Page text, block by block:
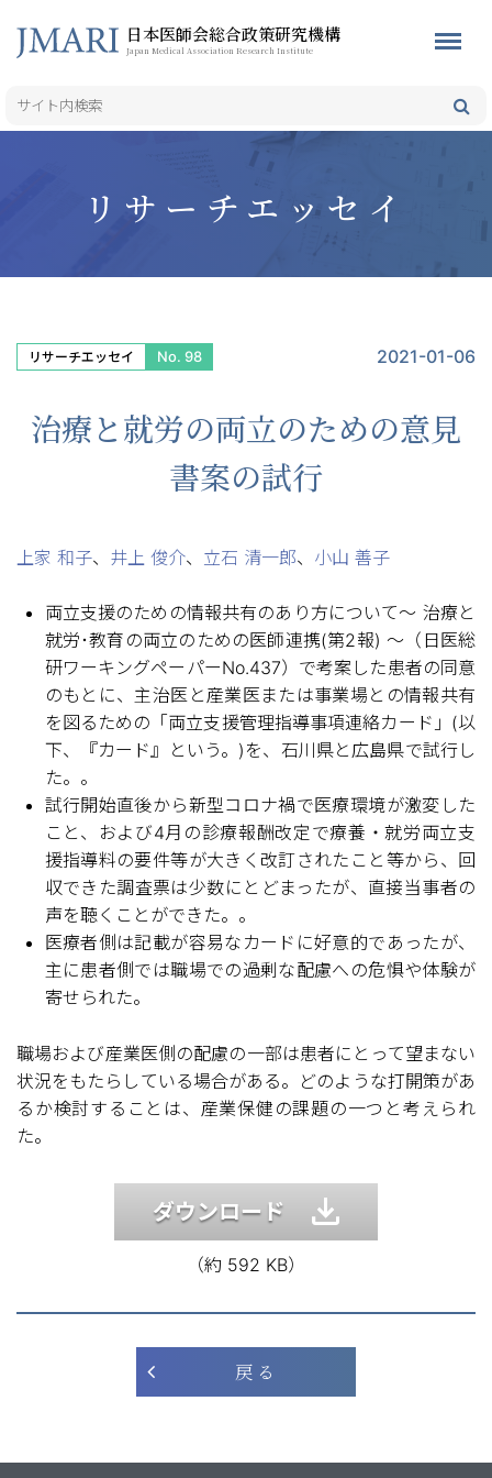
日本医師会総合政策研究機構
Japan Medical Association Research Institute
リサーチエッセイ
リサーチエッセイ No. 98 2021-01-06
治療と就労の両立のための意見
書案の試行
上家 和子、 井上 俊介、 立石 清一郎、 小山 善子
両立支援のための情報共有のあり方について～ 治療と
就労･教育の両立のための医師連携(第2報) ～（日医総
研ワーキングペーパーNo.437）で考案した患者の同意
のもとに、主治医と産業医または事業場との情報共有
を図るための「両立支援管理指導事項連絡カード」(以
下、『カード』という。)を、石川県と広島県で試行し
た。。
試行開始直後から新型コロナ禍で医療環境が激変した
こと、および4月の診療報酬改定で療養・就労両立支
援指導料の要件等が大きく改訂されたこと等から、回
収できた調査票は少数にとどまったが、直接当事者の
声を聴くことができた。。
医療者側は記載が容易なカードに好意的であったが、
主に患者側では職場での過剰な配慮への危惧や体験が
寄せられた。
職場および産業医側の配慮の一部は患者にとって望まない
状況をもたらしている場合がある。どのような打開策があ
るか検討することは、産業保健の課題の一つと考えられ
た。
ダウンロード
（約 592 KB）
戻 る